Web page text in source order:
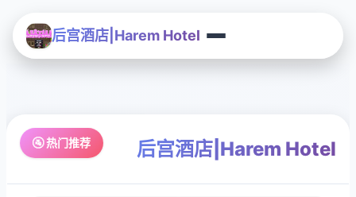
后宫酒店|Harem Hotel
🚰 热门推荐 后宫酒店|Harem Hotel